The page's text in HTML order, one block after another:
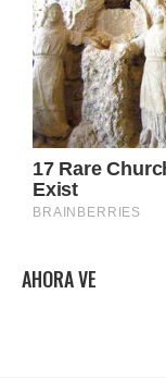
AHORA VE